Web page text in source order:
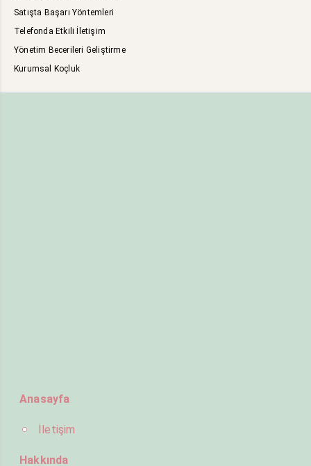
Satışta Başarı Yöntemleri
Telefonda Etkili İletişim
Yönetim Becerileri Geliştirme
Kurumsal Koçluk
Anasayfa
İletişim
Hakkında